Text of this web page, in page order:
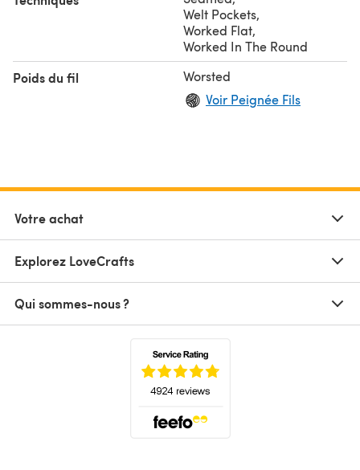
Welt Pockets,
Worked Flat,
Worked In The Round
Poids du fil
Worsted
Voir Peignée Fils
Votre achat
Explorez LoveCrafts
Qui sommes-nous ?